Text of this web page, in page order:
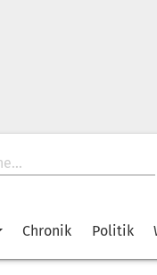
Chronik Politik